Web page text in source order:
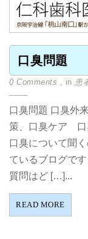
口臭問題
0 Comments , in 患
口臭問題 口臭外
策、口臭ケア 口
口臭について聞
ているブログで
質問はど […]...
READ MORE